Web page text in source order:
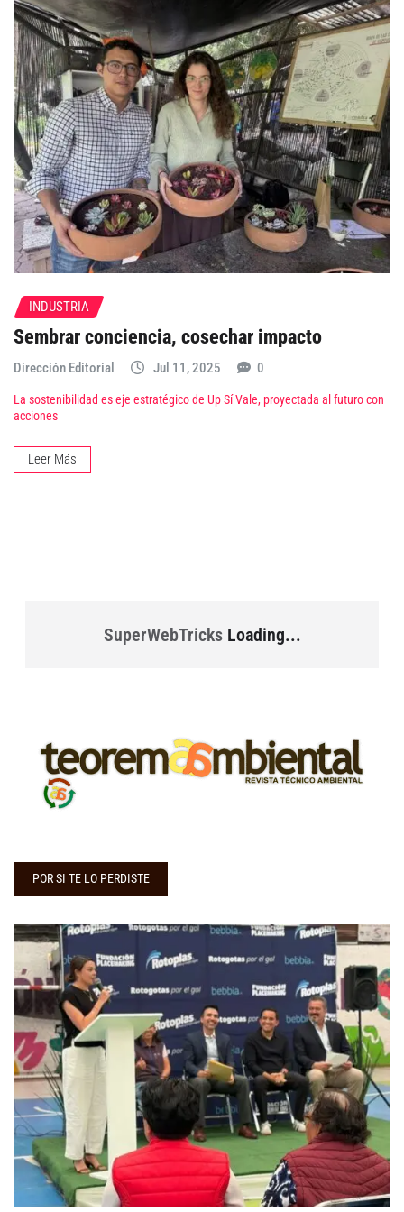
INDUSTRIA
Sembrar conciencia, cosechar impacto
Dirección Editorial Jul 11, 2025 0
La sostenibilidad es eje estratégico de Up Sí Vale, proyectada al futuro con
acciones
Leer Más
SuperWebTricksLoading...
POR SI TE LO PERDISTE